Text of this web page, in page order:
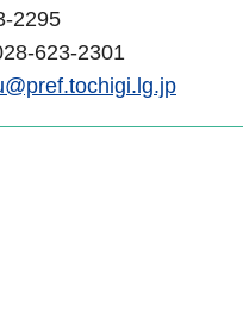
2295
623-2301